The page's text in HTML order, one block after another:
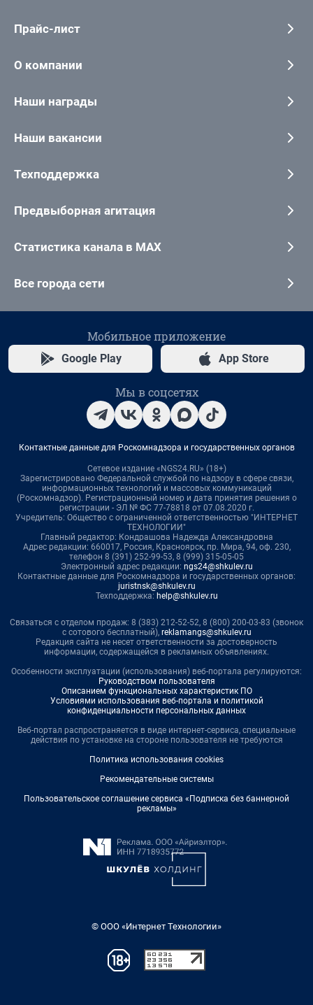
Прайс-лист
О компании
Наши награды
Наши вакансии
Техподдержка
Предвыборная агитация
Статистика канала в MAX
Все города сети
Мобильное приложение
Google Play App Store
Мы в соцсетях
Контактные данные для Роскомнадзора и государственных органов
Сетевое издание «NGS24.RU» (18+)
Зарегистрировано Федеральной службой по надзору в сфере связи,
информационных технологий и массовых коммуникаций
(Роскомнадзор). Регистрационный номер и дата принятия решения о
регистрации - ЭЛ № ФС 77-78818 от 07.08.2020 г.
Учредитель: Общество с ограниченной ответственностью "ИНТЕРНЕТ
ТЕХНОЛОГИИ"
Главный редактор: Кондрашова Надежда Александровна
Адрес редакции: 660017, Россия, Красноярск, пр. Мира, 94, оф. 230,
телефон 8 (391) 252-99-53, 8 (999) 315-05-05
Электронный адрес редакции: ngs24@shkulev.ru
Контактные данные для Роскомнадзора и государственных органов:
juristnsk@shkulev.ru
Техподдержка: help@shkulev.ru
Связаться с отделом продаж: 8 (383) 212-52-52, 8 (800) 200-03-83 (звонок
с сотового бесплатный), reklamangs@shkulev.ru
Редакция сайта не несет ответственности за достоверность
информации, содержащейся в рекламных объявлениях.
Особенности эксплуатации (использования) веб-портала регулируются:
Руководством пользователя
Описанием функциональных характеристик ПО
Условиями использования веб-портала и политикой
конфиденциальности персональных данных
Веб-портал распространяется в виде интернет-сервиса, специальные
действия по установке на стороне пользователя не требуются
Политика использования cookies
Рекомендательные системы
Пользовательское соглашение сервиса «Подписка без баннерной
рекламы»
© ООО «Интернет Технологии»